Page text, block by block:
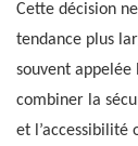
Cette décision
tendance plus
souvent appelée
combiner la
et l’accessibilité